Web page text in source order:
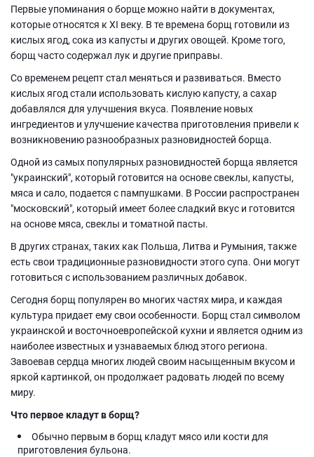
Первые упоминания о борще можно найти в документах,
которые относятся к XI веку. В те времена борщ готовили из
кислых ягод, сока из капусты и других овощей. Кроме того,
борщ часто содержал лук и другие приправы.
Со временем рецепт стал меняться и развиваться. Вместо
кислых ягод стали использовать кислую капусту, а сахар
добавлялся для улучшения вкуса. Появление новых
ингредиентов и улучшение качества приготовления привели к
возникновению разнообразных разновидностей борща.
Одной из самых популярных разновидностей борща является
"украинский", который готовится на основе свеклы, капусты,
мяса и сало, подается с пампушками. В России распространен
"московский", который имеет более сладкий вкус и готовится
на основе мяса, свеклы и томатной пасты.
В других странах, таких как Польша, Литва и Румыния, также
есть свои традиционные разновидности этого супа. Они могут
готовиться с использованием различных добавок.
Сегодня борщ популярен во многих частях мира, и каждая
культура придает ему свои особенности. Борщ стал символом
украинской и восточноевропейской кухни и является одним из
наиболее известных и узнаваемых блюд этого региона.
Завоевав сердца многих людей своим насыщенным вкусом и
яркой картинкой, он продолжает радовать людей по всему
миру.
Что первое кладут в борщ?
Обычно первым в борщ кладут мясо или кости для
приготовления бульона.